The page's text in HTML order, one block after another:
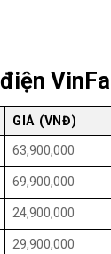
GIÁ (VNĐ)
63,900,000
69,900,000
24,900,000
29,900,000